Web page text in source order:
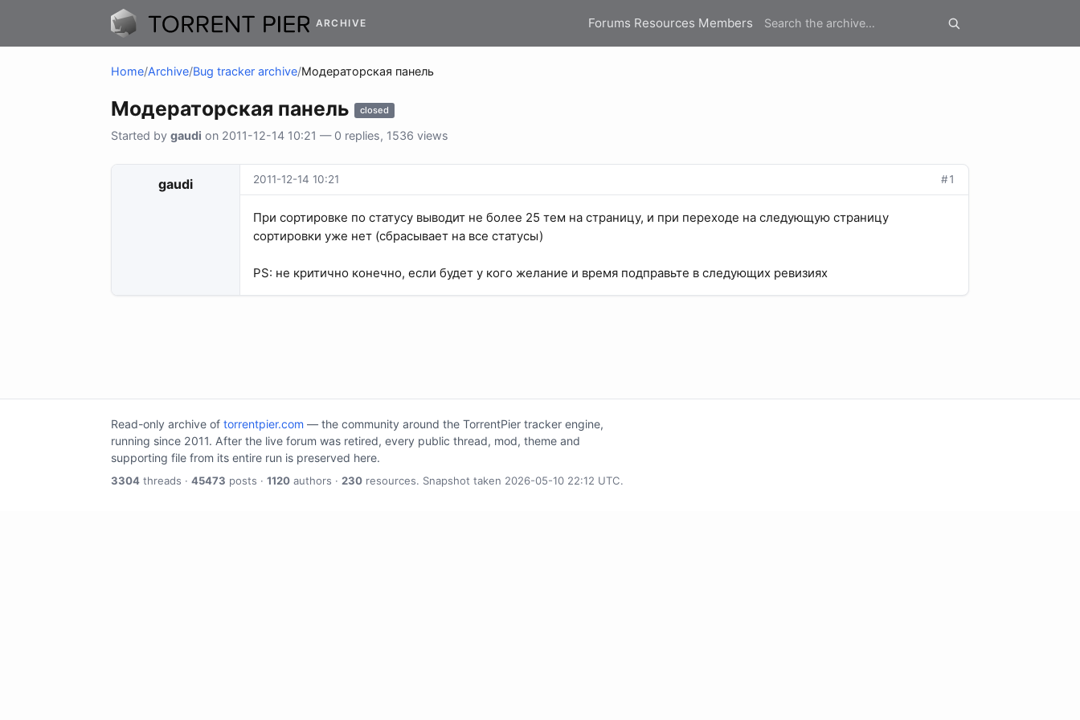
ARCHIVE Forums Resources Members
Home/Archive/Bug tracker archive/Модераторская панель
Модераторская панель closed
Started by gaudi on 2011-12-14 10:21 — 0 replies, 1536 views
gaudi 2011-12-14 10:21 #1
При сортировке по статусу выводит не более 25 тем на страницу, и при переходе на следующую страницу
сортировки уже нет (сбрасывает на все статусы)
PS: не критично конечно, если будет у кого желание и время подправьте в следующих ревизиях
Read-only archive of torrentpier.com — the community around the TorrentPier tracker engine,
running since 2011. After the live forum was retired, every public thread, mod, theme and
supporting file from its entire run is preserved here.
3304 threads · 45473 posts · 1120 authors · 230 resources. Snapshot taken 2026-05-10 22:12 UTC.